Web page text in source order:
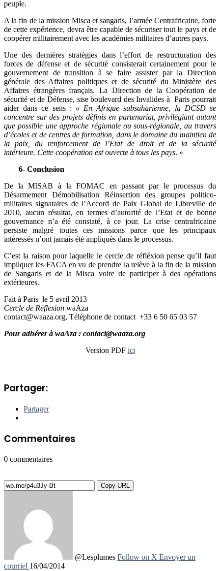
peuple.
A la fin de la mission Misca et sangaris, l’armée Centrafricaine, forte
de cette expérience, devra être capable de sécuriser tout le pays et de
coopérer militairement avec les académies militaires d’autres pays.
Une des dernières stratégies dans l’effort de restructuration des
forces de défense et de sécurité consisterait certainement pour le
gouvernement de transition à se faire assister par la Direction
générale des Affaires politiques et de sécurité du Ministère des
Affaires étrangères français. La Direction de la Coopération de
sécurité et de Défense, sise boulevard des Invalides à Paris pourrait
aider dans ce sens : « En Afrique subsaharienne, la DCSD se
concentre sur des projets définis en partenariat, privilégiant autant
que possible une approche régionale ou sous-régionale, au travers
d’écoles et de centres de formation, dans le domaine du maintien de
la paix, du renforcement de l’Etat de droit et de la sécurité
intérieure. Cette coopération est ouverte à tous les pays. »
6- Conclusion
De la MISAB à la FOMAC en passant par le processus du
Désarmement Démobilisation Réinsertion des groupes politico-
militaires signataires de l’Accord de Paix Global de Libreville de
2010, aucun résultat, en termes d’autorité de l’Etat et de bonne
gouvernance n’a été constaté, à ce jour. La crise centrafricaine
persiste malgré toutes ces missions parce que les principaux
intéressés n’ont jamais été impliqués dans le processus.
C’est la raison pour laquelle le cercle de réfléxion pense qu’il faut
impliquer les FACA en vu de prendre la relève à la fin de la mission
de Sangaris et de la Misca voire de participer à des opérations
extérieures.
Fait à Paris le 5 avril 2013
Cercle de Réflexion waAza
contact@waaza.org, Téléphone de contact +33 6 50 65 03 57
Pour adhérer à waAza : contact@waaza.org
Version PDF ici
Partager:
Partager
Commentaires
0 commentaires
Copy URL
@Lesplumes Follow on X Envoyer un
courriel 16/04/2014